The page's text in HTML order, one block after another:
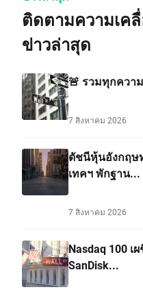
ติดตามความเค
ข่าวล่าสุด
🚨 รวมทุกควา
7 สิงหาคม 2026
ดัชนีหุ้นอังกฤษ
เทคฯ พักฐาน...
7 สิงหาคม 2026
Nasdaq 100 เ
SanDisk...